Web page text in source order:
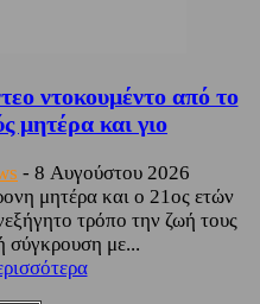
ντοκουμέντο από το
μητέρα και γιο
- 8 Αυγούστου 2026
μητέρα και ο 21ος ετών
τρόπο την ζωή τους
σύγκρουση με...